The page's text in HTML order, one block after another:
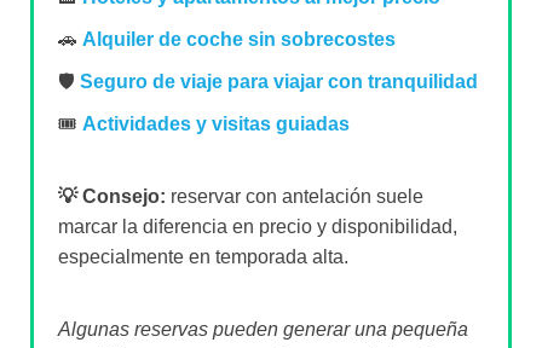
🚗 Alquiler de coche sin sobrecostes
🛡️ Seguro de viaje para viajar con tranquilidad
🎟️ Actividades y visitas guiadas
💡 Consejo: reservar con antelación suele
marcar la diferencia en precio y disponibilidad,
especialmente en temporada alta.
Algunas reservas pueden generar una pequeña